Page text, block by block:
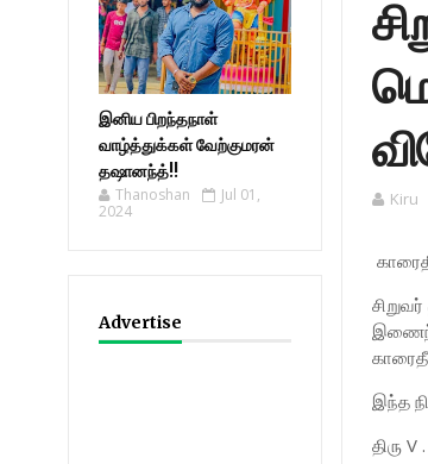
இனிய பிறந்தநாள்
வாழ்த்துக்கள் வேற்குமரன்
தஷானந்த்!!
Thanoshan
Jul 01,
2024
Advertise
Kiru
இந்த
திரு